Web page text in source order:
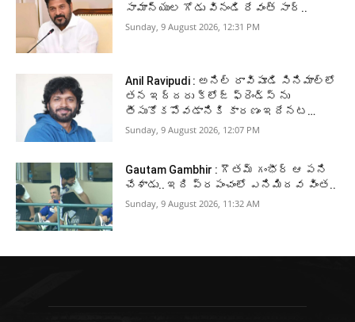
సామాన్యుల గోడు వినండి రేవంత్ సార్..
Sunday, 9 August 2026, 12:31 PM
Anil Ravipudi : అనిల్ రావిపూడి సినిమాల్లో
తన ఇద్దరు క్లోజ్ ఫ్రెండ్స్ ను
తీసుకోకపోవడానికి కారణం ఇదేనట…
Sunday, 9 August 2026, 12:07 PM
Gautam Gambhir : గౌతమ్ గంభీర్ ఆ పని
చేశాడు.. ఇది ప్రపంచంలో ఎనిమిదవ వింత..
Sunday, 9 August 2026, 11:32 AM